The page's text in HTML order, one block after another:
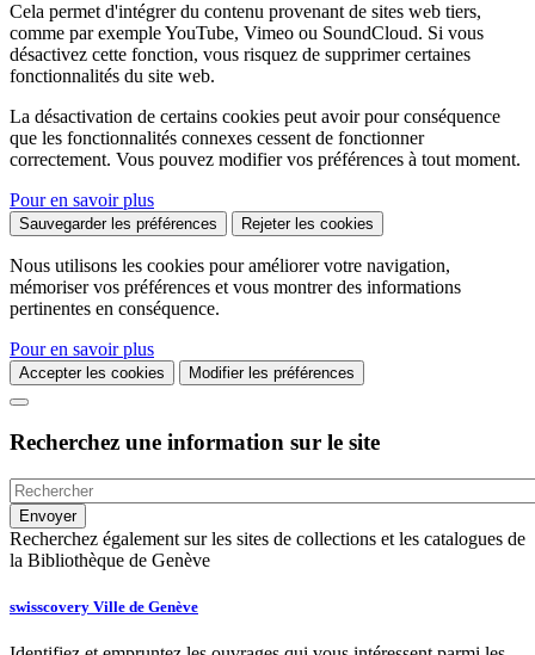
Cela permet d'intégrer du contenu provenant de sites web tiers,
comme par exemple YouTube, Vimeo ou SoundCloud. Si vous
désactivez cette fonction, vous risquez de supprimer certaines
fonctionnalités du site web.
La désactivation de certains cookies peut avoir pour conséquence
que les fonctionnalités connexes cessent de fonctionner
correctement. Vous pouvez modifier vos préférences à tout moment.
Pour en savoir plus
Sauvegarder les préférences Rejeter les cookies
Nous utilisons les cookies pour améliorer votre navigation,
mémoriser vos préférences et vous montrer des informations
pertinentes en conséquence.
Pour en savoir plus
Accepter les cookies Modifier les préférences
Recherchez une information sur le site
Recherchez également sur les sites de collections et les catalogues de
la Bibliothèque de Genève
swisscovery Ville de Genève